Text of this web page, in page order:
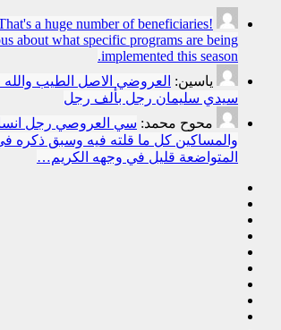
a huge number of beneficiaries!
about what specific programs are being
implemented this season.
ياسين: العروضي الاصل الطيب
سيدي سليمان رجل بألف رجل
محوح محمد: سي العروصي رجل
والمساكين كل ما قلته فيه وسبق ذكره
المتواضعة قليل في وجهه الكريم…